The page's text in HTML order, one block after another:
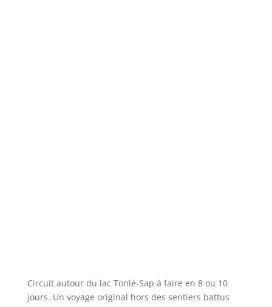
Circuit autour du lac Tonlé-Sap à faire en 8 ou 10
jours. Un voyage original hors des sentiers battus